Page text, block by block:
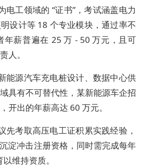
电工领域的 “证书”，考试涵盖电力
设计等 18 个专业模块，通过率不
年薪普遍在 25 万 - 50 万元，且可
人。
能源汽车充电桩设计、数据中心供
具有不可替代性，某新能源车企招
开出的年薪高达 60 万元。
先考取高压电工证积累实践经验，
淀冲击注册资格，同时需完成每年
维持资质。